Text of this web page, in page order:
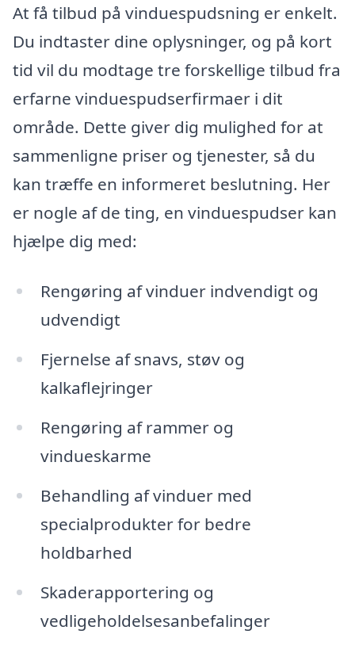
At få tilbud på vinduespudsning er enkelt.
Du indtaster dine oplysninger, og på kort
tid vil du modtage tre forskellige tilbud fra
erfarne vinduespudserfirmaer i dit
område. Dette giver dig mulighed for at
sammenligne priser og tjenester, så du
kan træffe en informeret beslutning. Her
er nogle af de ting, en vinduespudser kan
hjælpe dig med:
Rengøring af vinduer indvendigt og
udvendigt
Fjernelse af snavs, støv og
kalkaflejringer
Rengøring af rammer og
vindueskarme
Behandling af vinduer med
specialprodukter for bedre
holdbarhed
Skaderapportering og
vedligeholdelsesanbefalinger